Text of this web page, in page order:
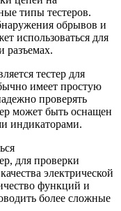
типы тестеров.
обрывов и
использоваться для
разъемах.
тестер для
имеет простую
проверять
может быть оснащен
индикаторами.
для проверки
электрической
функций и
более сложные